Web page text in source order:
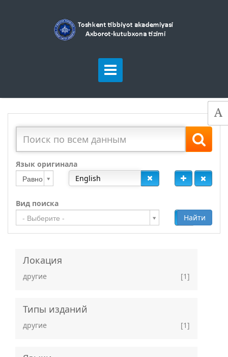
Язык оригинала
Равно
Вид поиска
- Выберите - Добавить
Найти
Локация
другие [1]
Типы изданий
другие [1]